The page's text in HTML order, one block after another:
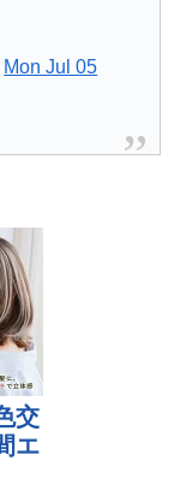
Mon Jul 05